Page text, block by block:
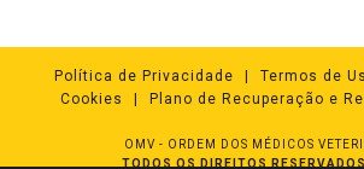
Política de Privacidade Termos de
Cookies
Plano de Recuperação e
OMV - ORDEM DOS MÉDICOS
TODOS OS DIREITOS